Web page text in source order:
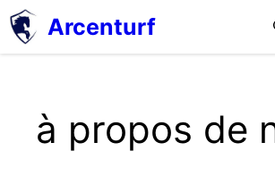
Aller
au
contenu
Arcenturf
à propos de